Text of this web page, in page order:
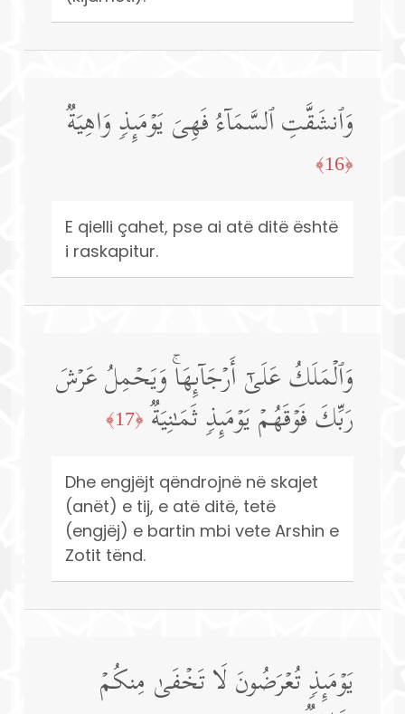
وَٱنشَقَّتِ ٱلسَّمَاۤءُ فَهِیَ یَوۡمَىِٕذࣲ وَاهِیَةࣱ
﴿16﴾
E qielli çahet, pse ai atë ditë është
i raskapitur.
وَٱلۡمَلَكُ عَلَىٰۤ أَرۡجَاۤىِٕهَاۚ وَیَحۡمِلُ عَرۡشَ
رَبِّكَ فَوۡقَهُمۡ یَوۡمَىِٕذࣲ ثَمَـٰنِیَةࣱ ﴿17﴾
Dhe engjëjt qëndrojnë në skajet
(anët) e tij, e atë ditë, tetë
(engjëj) e bartin mbi vete Arshin e
Zotit tënd.
یَوۡمَىِٕذࣲ تُعۡرَضُونَ لَا تَخۡفَىٰ مِنكُمۡ